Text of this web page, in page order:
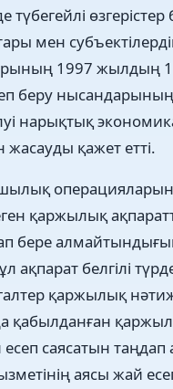
түбегейлі
мен
1997 жылдың
беру
нарықтық
жасауды қажет етті.
операцияларын
қаржылық
бере
белгілі
қаржылық
қабылданған
есеп саясатын
аясы жай